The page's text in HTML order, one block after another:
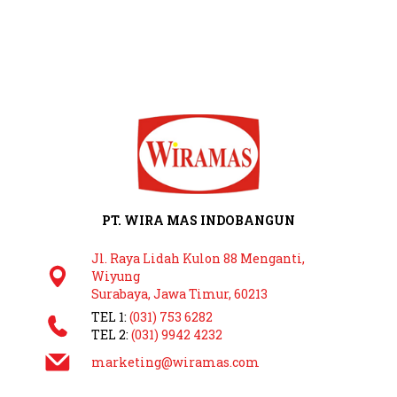
PT. WIRA MAS INDOBANGUN
Jl. Raya Lidah Kulon 88 Menganti,
Wiyung
Surabaya, Jawa Timur, 60213
TEL 1: (031) 753 6282
TEL 2: (031) 9942 4232
marketing@wiramas.com